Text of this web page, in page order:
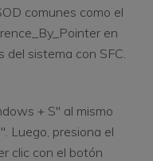
comunes como el
en
sistema con SFC.
+ S" al mismo
Luego, presiona el
clic con el botón